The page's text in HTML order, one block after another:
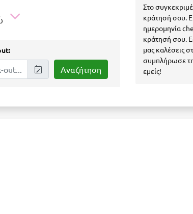
Στο
κράτησή σου.
ημερομηνία
κράτησή σου.
μας καλέσεις
συμπλήρωσε
εμείς!